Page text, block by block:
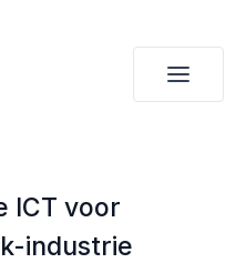
ICT voor
industrie